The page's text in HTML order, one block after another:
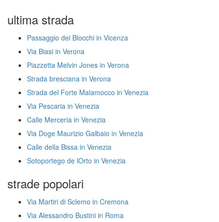
ultima strada
Passaggio dei Blocchi in Vicenza
Via Biasi in Verona
Piazzetta Melvin Jones in Verona
Strada bresciana in Verona
Strada del Forte Malamocco in Venezia
Via Pescaria in Venezia
Calle Merceria in Venezia
Via Doge Maurizio Galbaio in Venezia
Calle della Bissa in Venezia
Sotoportego de lOrto in Venezia
strade popolari
Via Martiri di Sclemo in Cremona
Via Alessandro Bustini in Roma